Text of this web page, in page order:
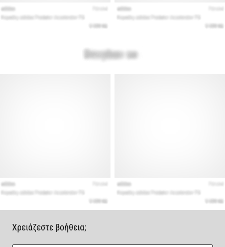
Χρειάζεστε βοήθεια;